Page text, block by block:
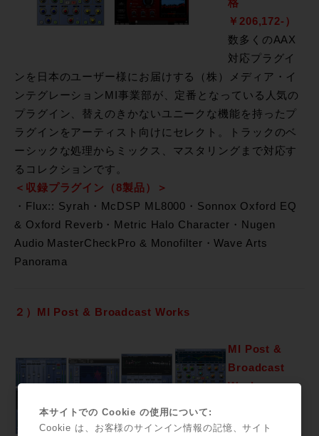
格
￥206,172-）
数多くのAAX
対応プラグイ
ンを日本のユーザー様にお届けする（株）メディア・イ
ンテグレーションMI事業部が、定番となっている人気の
プラグイン、替えのきかないユニークな機能を持ったプ
ラグインをアーティスト向けにセレクト。トラックのベ
ーシックな処理からミックス、マスタリングまで対応す
るコレクションです。
＜収録プラグイン（8製品）＞
・Flux:: Syrah・McDSP ML8000・Sonnox Oxford EQ
& Oxford Reverb・Metric Halo Character・Nugen
Audio MasterCheckPro & Monofilter・Wave Arts
Panorama
２）MI Post & Broadcast Works
MI Post &
Broadcast
Works
モーション価
本サイトでの Cookie の使用について:
Cookie は、お客様のサインイン情報の記憶、サイト